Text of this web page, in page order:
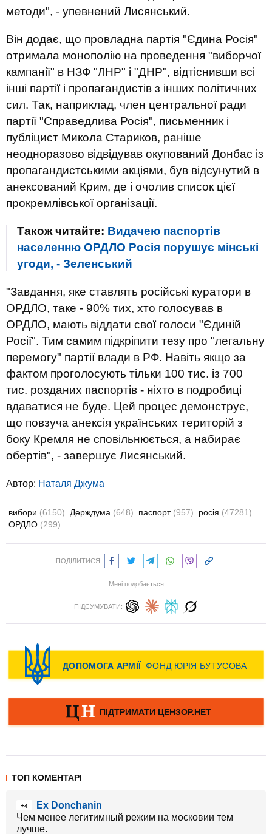
методи", - упевнений Лисянський.
Він додає, що провладна партія "Єдина Росія"
отримала монополію на проведення "виборчої
кампанії" в НЗФ "ЛНР" і "ДНР", відтіснивши всі
інші партії і пропагандистів з інших політичних
сил. Так, наприклад, член центральної ради
партії "Справедлива Росія", письменник і
публіцист Микола Стариков, раніше
неодноразово відвідував окупований Донбас із
пропагандистськими акціями, був відсунутий в
анексований Крим, де і очолив список цієї
прокремлівської організації.
Також читайте: Видачею паспортів
населенню ОРДЛО Росія порушує мінські
угоди, - Зеленський
"Завдання, яке ставлять російські куратори в
ОРДЛО, таке - 90% тих, хто голосував в
ОРДЛО, мають віддати свої голоси "Єдиній
Росії". Тим самим підкріпити тезу про "легальну
перемогу" партії влади в РФ. Навіть якщо за
фактом проголосують тільки 100 тис. із 700
тис. розданих паспортів - ніхто в подробиці
вдаватися не буде. Цей процес демонструє,
що повзуча анексія українських територій з
боку Кремля не сповільнюється, а набирає
обертів", - завершує Лисянський.
Автор: Наталя Джума
вибори (6150) Держдума (648) паспорт (957) росія (47281)
ОРДЛО (299)
ПОДІЛИТИСЯ:
Мені подобається
ПІДСУМУВАТИ:
ТОП КОМЕНТАРІ
+4
Ex Donchanin
Чем менее легитимный режим на московии тем
лучше.